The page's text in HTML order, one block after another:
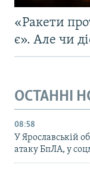
«Ракети
є». Але чи
ОСТАННІ
08:58
У Ярославській
атаку БпЛА, у